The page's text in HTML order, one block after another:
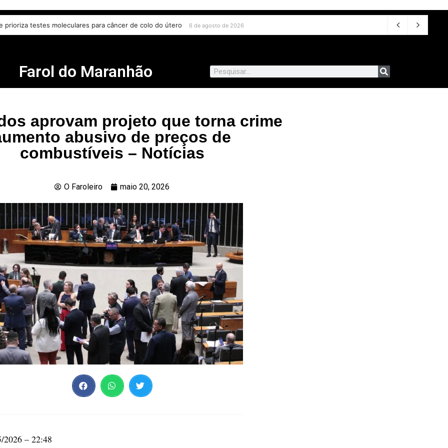
digital e escuta das comunidades para reurbanização de favelas 6 de agosto de 2026
Farol do Maranhão
aprovam projeto que torna crime
abusivo de preços de
combustíveis – Notícias
O Faroleiro maio 20, 2026
2026 – 22:48